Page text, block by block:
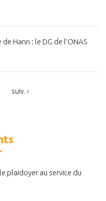
Hann : le DG de l’ONAS
suiv. ›
plaidoyer au service du